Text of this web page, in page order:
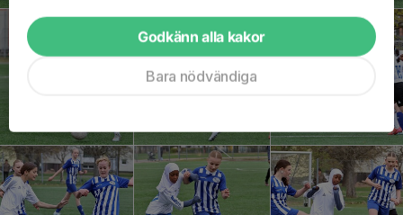
Godkänn alla kakor
Bara nödvändiga